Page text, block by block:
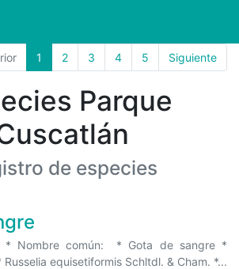
1 2 3 4 5 Siguiente
Parque
de especies
* Nombre común: * Gota de sangre *
equisetiformis Schltdl. & Cham. *...